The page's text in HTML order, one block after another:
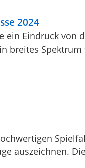
2024
ein Eindruck von
breites
auszeichnen.